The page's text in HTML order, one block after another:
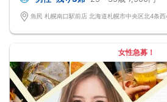
換ができなかった」なんてことはありません。
---------------------------
1. ２名様以上でのご参加は必ず同性同士でお申し込み
2. 服装の指定はございません。多くのお客様はカジ
れています。
3. 開催判断はイベント前日の時点で男性３名・女性
なりますが、当日に参加者のキャンセルで比率が崩
魚民 札幌南口駅前店 北海道札幌市中央区北4条
女性急募！